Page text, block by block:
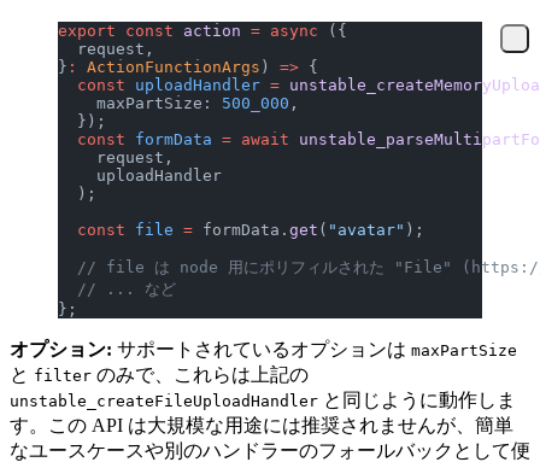
export const action = async ({
  request,
} : ActionFunctionArgs ) => {
  const
uploadHandler =
    maxPartSize:
500_000 ,
  });
  const
formData = await
    request,
    uploadHandler
  );
  const
file = formData. get ( "avatar" );
// file は node 用にポリフィルされた "File"
  // ... など
};
オプション: サポートされているオプションは maxPartSize
と filter のみで、これらは上記の
unstable_createFileUploadHandler と同じように動作しま
す。この API は大規模な用途には推奨されませんが、簡単
なユースケースや別のハンドラーのフォールバックとして便